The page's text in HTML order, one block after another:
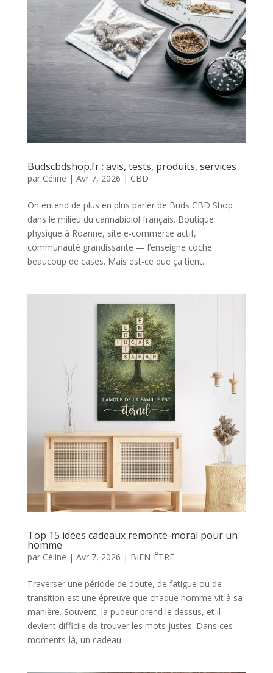
Budscbdshop.fr : avis, tests, produits, services
par Céline | Avr 7, 2026 | CBD
On entend de plus en plus parler de Buds CBD Shop
dans le milieu du cannabidiol français. Boutique
physique à Roanne, site e-commerce actif,
communauté grandissante — l’enseigne coche
beaucoup de cases. Mais est-ce que ça tient...
Top 15 idées cadeaux remonte-moral pour un
homme
par Céline | Avr 7, 2026 | BIEN-ÊTRE
Traverser une période de doute, de fatigue ou de
transition est une épreuve que chaque homme vit à sa
manière. Souvent, la pudeur prend le dessus, et il
devient difficile de trouver les mots justes. Dans ces
moments-là, un cadeau...